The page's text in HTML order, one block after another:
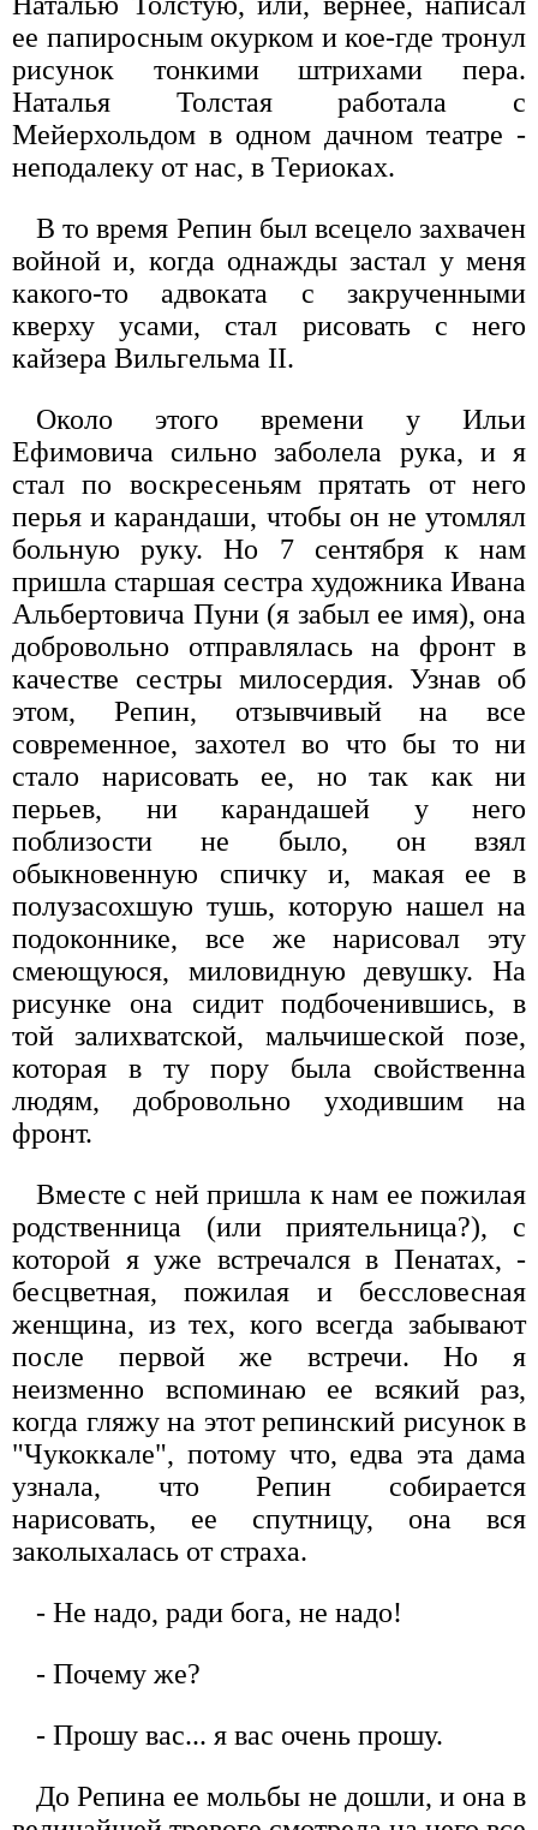
ее папиросным окурком и кое-где тронул
рисунок тонкими штрихами пера.
Наталья Толстая работала с
Мейерхольдом в одном дачном театре -
неподалеку от нас, в Териоках.
В то время Репин был всецело захвачен
войной и, когда однажды застал у меня
какого-то адвоката с закрученными
кверху усами, стал рисовать с него
кайзера Вильгельма II.
Около этого времени у Ильи
Ефимовича сильно заболела рука, и я
стал по воскресеньям прятать от него
перья и карандаши, чтобы он не утомлял
больную руку. Но 7 сентября к нам
пришла старшая сестра художника Ивана
Альбертовича Пуни (я забыл ее имя), она
добровольно отправлялась на фронт в
качестве сестры милосердия. Узнав об
этом, Репин, отзывчивый на все
современное, захотел во что бы то ни
стало нарисовать ее, но так как ни
перьев, ни карандашей у него
поблизости не было, он взял
обыкновенную спичку и, макая ее в
полузасохшую тушь, которую нашел на
подоконнике, все же нарисовал эту
смеющуюся, миловидную девушку. На
рисунке она сидит подбоченившись, в
той залихватской, мальчишеской позе,
которая в ту пору была свойственна
людям, добровольно уходившим на
фронт.
Вместе с ней пришла к нам ее пожилая
родственница (или приятельница?), с
которой я уже встречался в Пенатах, -
бесцветная, пожилая и бессловесная
женщина, из тех, кого всегда забывают
после первой же встречи. Но я
неизменно вспоминаю ее всякий раз,
когда гляжу на этот репинский рисунок в
"Чукоккале", потому что, едва эта дама
узнала, что Репин собирается
нарисовать, ее спутницу, она вся
заколыхалась от страха.
- Не надо, ради бога, не надо!
- Почему же?
- Прошу вас... я вас очень прошу.
До Репина ее мольбы не дошли, и она в